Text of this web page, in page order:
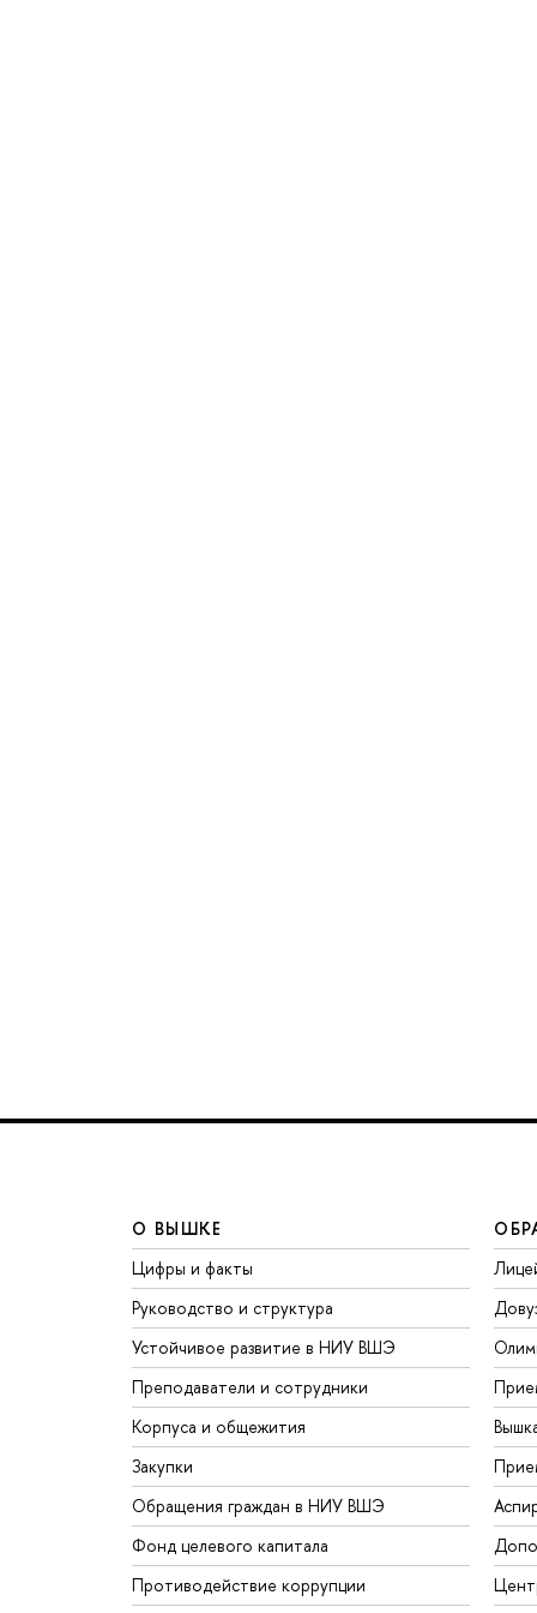
О ВЫШКЕ
Цифры и факты
Руководство и структура
Устойчивое развитие в НИУ ВШЭ
Преподаватели и сотрудники
Корпуса и общежития
Закупки
Обращения граждан в НИУ ВШЭ
Фонд целевого капитала
Противодействие коррупции